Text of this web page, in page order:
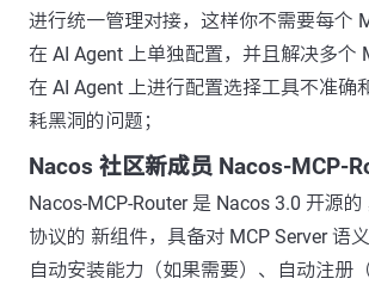
进行统一管理对接，这样你不需要每个
在 AI Agent 上单独配置，并且解决多个
在 AI Agent 上进行配置选择工具不准确
耗黑洞的问题；
Nacos 社区新成员 Nacos-MCP-
Nacos-MCP-Router 是 Nacos 3.0 开源的
协议的 新组件，具备对 MCP Server 语义
自动安装能力（如果需要）、自动注册